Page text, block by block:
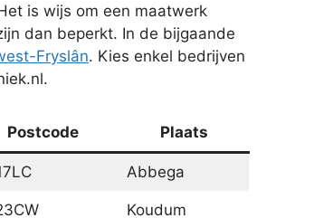
is wijs om een maatwerk
dan beperkt. In de bijgaande
Fryslân. Kies enkel bedrijven
Postcode Plaats
Abbega
Koudum